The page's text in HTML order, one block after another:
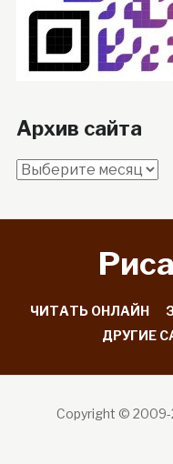
Архив сайта
Архив
ЧИТАТЬ ОНЛАЙН
ДРУГИЕ
Copyright © 2009-